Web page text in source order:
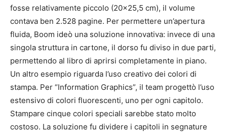
fosse relativamente piccolo (20×25,5 cm), il volume
contava ben 2.528 pagine. Per permettere un’apertura
fluida, Boom ideò una soluzione innovativa: invece di una
singola struttura in cartone, il dorso fu diviso in due parti,
permettendo al libro di aprirsi completamente in piano.
Un altro esempio riguarda l’uso creativo dei colori di
stampa. Per “Information Graphics”, il team progettò l’uso
estensivo di colori fluorescenti, uno per ogni capitolo.
Stampare cinque colori speciali sarebbe stato molto
costoso. La soluzione fu dividere i capitoli in segnature